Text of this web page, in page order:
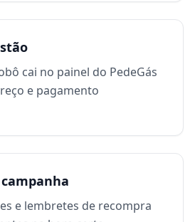
cai no painel do PedeGás
e pagamento
e lembretes de recompra